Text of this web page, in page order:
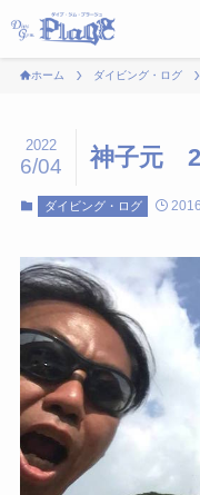
ホーム ダイビング・ログ
神子元
2022
6/04
ダイビング・ログ